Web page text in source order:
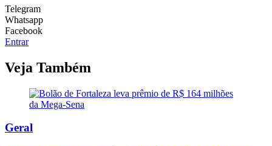
Telegram
Whatsapp
Facebook
Entrar
Veja Também
Geral